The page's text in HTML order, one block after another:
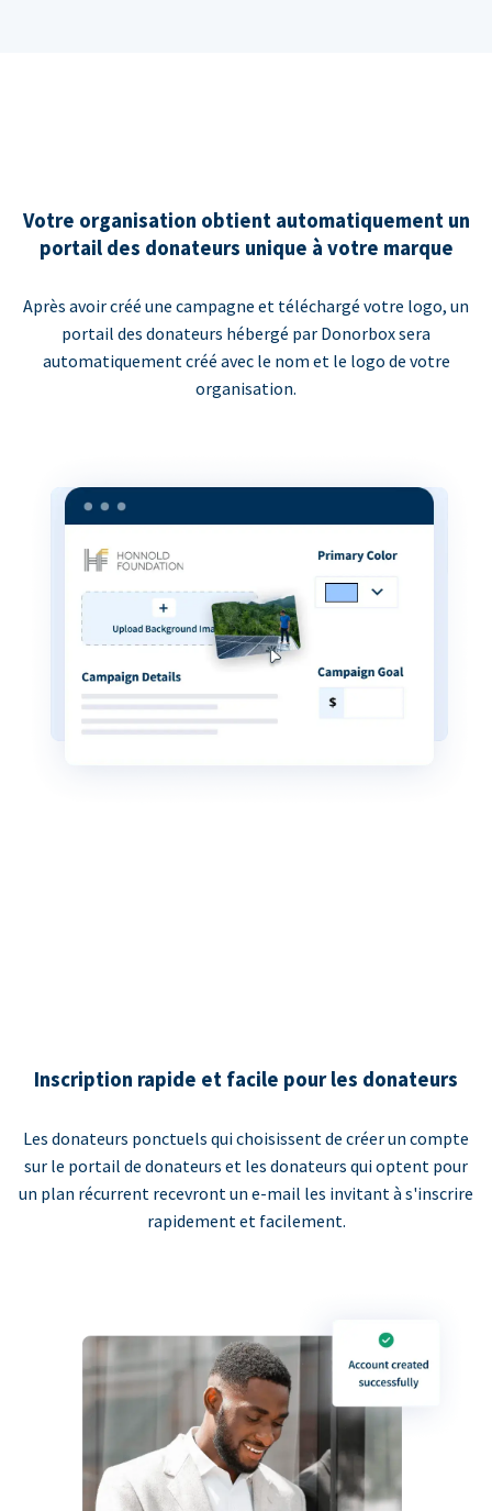
Votre organisation obtient automatiquement un
portail des donateurs unique à votre marque
Après avoir créé une campagne et téléchargé votre logo, un
portail des donateurs hébergé par Donorbox sera
automatiquement créé avec le nom et le logo de votre
organisation.
Inscription rapide et facile pour les donateurs
Les donateurs ponctuels qui choisissent de créer un compte
sur le portail de donateurs et les donateurs qui optent pour
un plan récurrent recevront un e-mail les invitant à s'inscrire
rapidement et facilement.